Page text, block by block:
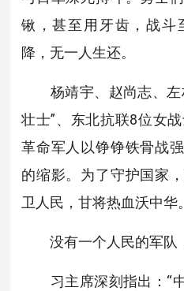
锹，甚至用牙齿，战斗
降，无一人生还。
杨靖宇、赵尚志、左
壮士”、东北抗联8位女
革命军人以铮铮铁骨战
的缩影。为了守护国家
卫人民，甘将热血沃中华。
没有一个人民的军队，
习主席深刻指出：“中